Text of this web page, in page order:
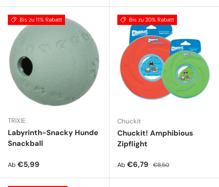
Bis zu 11% Rabatt
TRIXIE
Labyrinth-Snacky Hunde
Snackball
Normaler Preis
Ab €5,99
Bis zu 20% Rabatt
Chuckit
Chuckit! Amphibious
Zipflight
Verkaufspreis
Ab €6,79 Normaler Preis
€8,50